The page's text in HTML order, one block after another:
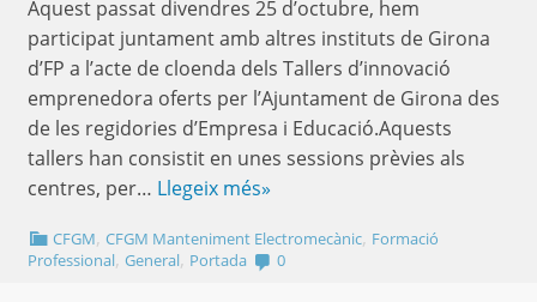
Aquest passat divendres 25 d’octubre, hem
participat juntament amb altres instituts de Girona
d’FP a l’acte de cloenda dels Tallers d’innovació
emprenedora oferts per l’Ajuntament de Girona des
de les regidories d’Empresa i Educació.Aquests
tallers han consistit en unes sessions prèvies als
centres, per… Llegeix més»
CFGM,CFGM Manteniment Electromecànic, Formació
Professional, General, Portada 0